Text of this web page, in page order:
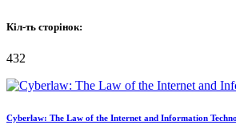
Кіл-ть сторінок:
432
Cyberlaw: The Law of the Internet and Information